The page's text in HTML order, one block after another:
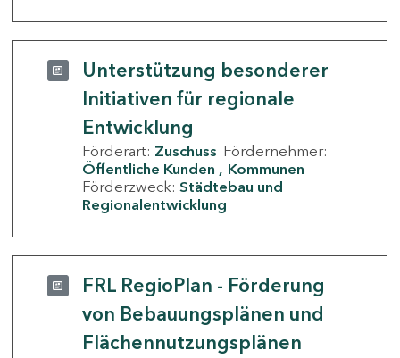
Unterstützung besonderer
Initiativen für regionale
Entwicklung
Förderart: Zuschuss Fördernehmer:
Öffentliche Kunden
Kommunen
Förderzweck: Städtebau und
Regionalentwicklung
FRL RegioPlan - Förderung
von Bebauungsplänen und
Flächennutzungsplänen